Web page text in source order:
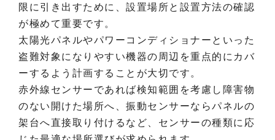
限に引き出すために、設置場所と設置方法の確認
が極めて重要です。
太陽光パネルやパワーコンディショナーといった
盗難対象になりやすい機器の周辺を重点的にカバ
ーするよう計画することが大切です。
赤外線センサーであれば検知範囲を考慮し障害物
のない開けた場所へ、振動センサーならパネルの
架台へ直接取り付けるなど、センサーの種類に応